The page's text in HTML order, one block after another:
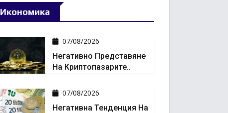
Икономика
07/08/2026
Негативно Представяне
На Криптопазарите..
07/08/2026
Негативна Тенденция На